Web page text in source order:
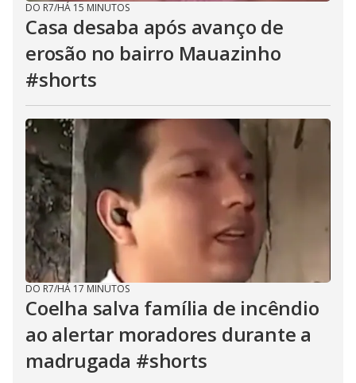
DO R7/HÁ 15 MINUTOS
Casa desaba após avanço de
erosão no bairro Mauazinho
#shorts
DO R7/HÁ 17 MINUTOS
Coelha salva família de incêndio
ao alertar moradores durante a
madrugada #shorts